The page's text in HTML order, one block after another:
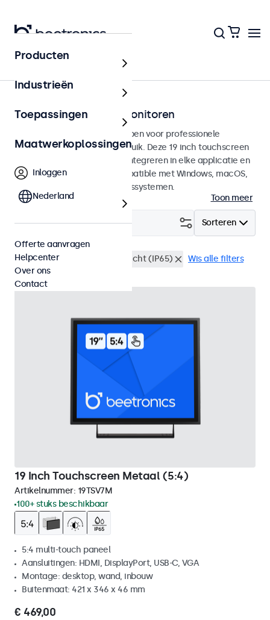
Touchscreens
19 inch touchscreen monitoren
19 inch touchscreens ontworpen voor professionele
toepassingen en continu gebruik. Deze 19 inch touchscreen
monitoren zijn eenvoudig te integreren in elke applicatie en
iedere omgeving en zijn compatible met Windows, macOS,
ChromeOS en Linux besturingssystemen.
Toon meer
Sorteren
Filter (3)
19 inch touchscreens Stofdicht (IP65) Wis alle filters
19 Inch Touchscreen Metaal (5:4)
Artikelnummer: 19TSV7M
100+ stuks beschikbaar
5:4 multi-touch paneel
Aansluitingen: HDMI, DisplayPort, USB-C, VGA
Montage: desktop, wand, inbouw
Buitenmaat: 421 x 346 x 46 mm
€ 469,00
Producten
Industrieën
Toepassingen
Maatwerkoplossingen
Inloggen
Nederland
Offerte aanvragen
Helpcenter
Over ons
Contact